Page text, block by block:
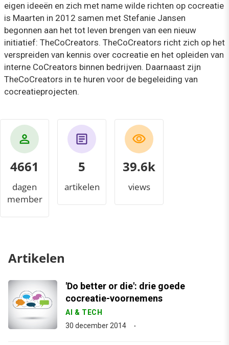
eigen ideeën en zich met name wilde richten op cocreatie
is Maarten in 2012 samen met Stefanie Jansen
begonnen aan het tot leven brengen van een nieuw
initiatief: TheCoCreators. TheCoCreators richt zich op het
verspreiden van kennis over cocreatie en het opleiden van
interne CoCreators binnen bedrijven. Daarnaast zijn
TheCoCreators in te huren voor de begeleiding van
cocreatieprojecten.
4661
dagen
member
5
artikelen
43.7k
views
Artikelen
'Do better or die': drie goede
cocreatie-voornemens
AI & TECH
30 december 2014